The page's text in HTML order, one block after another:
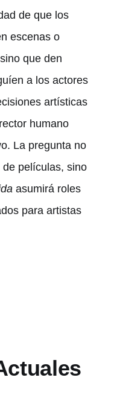
de que los
escenas o
que den
a los actores
artísticas
humano
La pregunta no
películas, sino
asumirá roles
para artistas